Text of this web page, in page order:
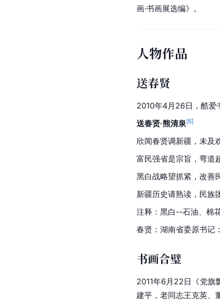
画·书画展选编》。
人物作品
送春贤
2010年4月26日，酷爱
送春贤·熊清泉[6]
欣闻春贤调新疆，未及
富民强省是宗旨，弯道
黑白战略望抓紧，改善
新疆历史请熟读，民族
注释：黑白--石油、棉
春贤：湖南省委原书记
书画合璧
2011年6月22日《党旗
建平，老同志王克英、